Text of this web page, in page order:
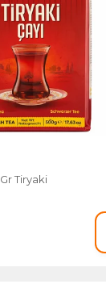
Tiryaki